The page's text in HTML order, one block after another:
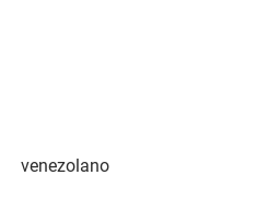
venezolano